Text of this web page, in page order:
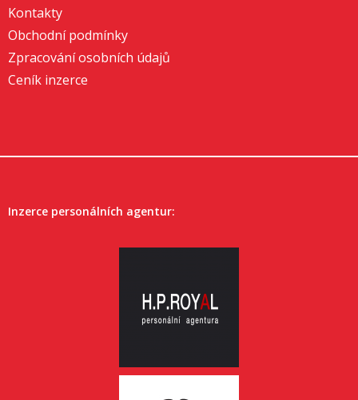
Kontakty
Obchodní podmínky
Zpracování osobních údajů
Ceník inzerce
Inzerce personálních agentur: